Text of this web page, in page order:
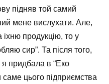
підняв той самий
мене вислухати. Але,
продукцію, то у
сир”. Та після того,
придбала в “Еко
саме цього підприємства